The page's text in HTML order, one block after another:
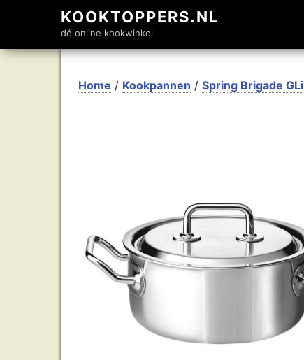
KOOKTOPPERS.NL
dé online kookwinkel
Home / Kookpannen / Spring Brigade GLi